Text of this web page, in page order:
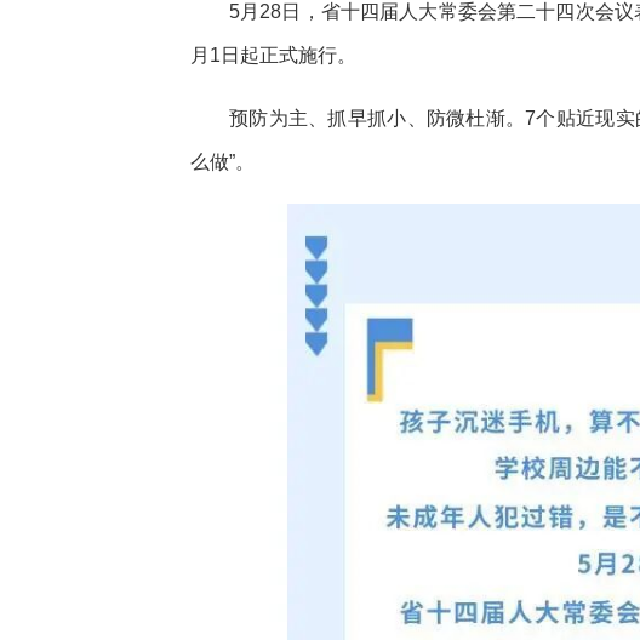
5月28日，省十四届人大常委会第二十四次会
月1日起正式施行。
预防为主、抓早抓小、防微杜渐。7个贴近现
么做”。